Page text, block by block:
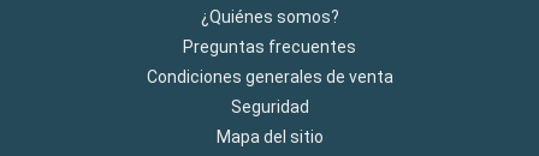
¿Quiénes somos?
Preguntas frecuentes
Condiciones generales de venta
Seguridad
Mapa del sitio